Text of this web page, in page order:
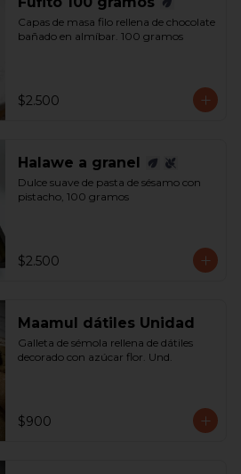
Capas de masa filo rellena de chocolate
bañado en almíbar. 100 gramos
$2.500
Halawe a granel
Dulce suave de pasta de sésamo con
pistacho, 100 gramos
$2.500
Maamul dátiles Unidad
Galleta de sémola rellena de dátiles
decorado con azúcar flor. Und.
$900